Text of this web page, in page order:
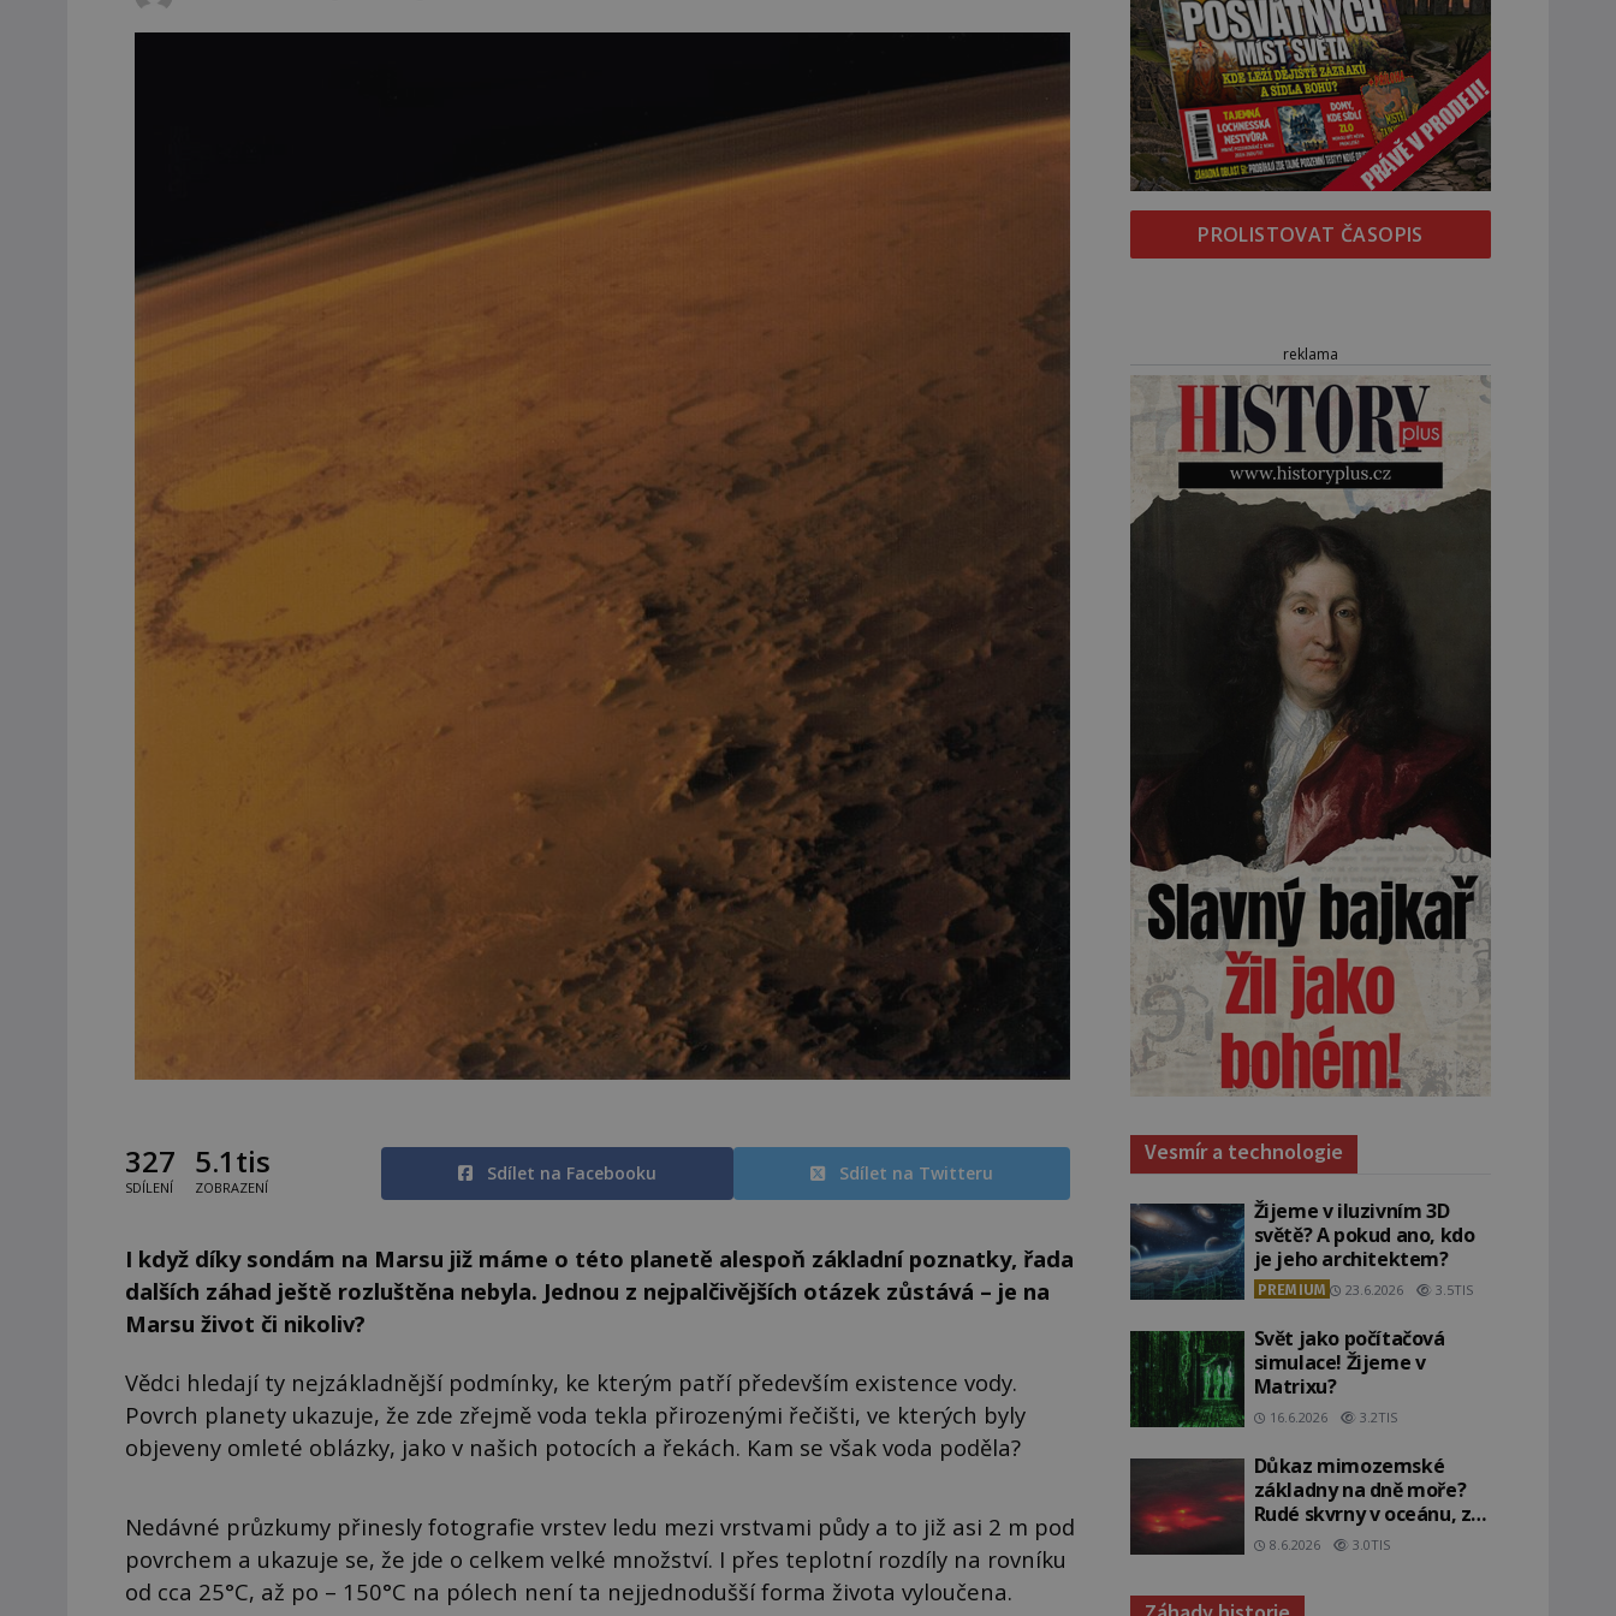
327
SDÍLENÍ
5.1tis
ZOBRAZENÍ
Sdílet na Facebooku Sdílet na Twitteru
I když díky sondám na Marsu již máme o této planetě alespoň základní poznatky, řada
dalších záhad ještě rozluštěna nebyla. Jednou z nejpalčivějších otázek zůstává – je na
Marsu život či nikoliv?
Vědci hledají ty nejzákladnější podmínky, ke kterým patří především existence vody.
Povrch planety ukazuje, že zde zřejmě voda tekla přirozenými řečišti, ve kterých byly
objeveny omleté oblázky, jako v našich potocích a řekách. Kam se však voda poděla?
Nedávné průzkumy přinesly fotografie vrstev ledu mezi vrstvami půdy a to již asi 2 m pod
povrchem a ukazuje se, že jde o celkem velké množství. I přes teplotní rozdíly na rovníku
od cca 25°C, až po – 150°C na pólech není ta nejjednodušší forma života vyloučena.
PROLISTOVAT ČASOPIS
reklama
Vesmír a technologie
Žijeme v iluzivním 3D
světě? A pokud ano, kdo
je jeho architektem?
PREMIUM 23.6.2026 3.5TIS
Svět jako počítačová
simulace! Žijeme v
Matrixu?
16.6.2026 3.2TIS
Důkaz mimozemské
základny na dně moře?
Rudé skvrny v oceánu, ze
kterých srší blesky!
8.6.2026 3.0TIS